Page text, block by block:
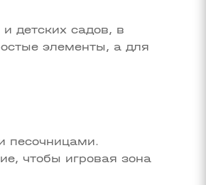
детских садов, в
элементы, а для
песочницами.
чтобы игровая зона